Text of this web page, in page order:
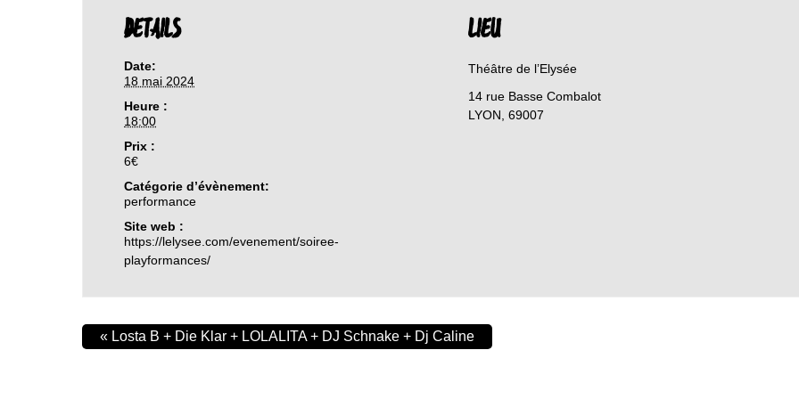
DETAILS
Date:
18 mai 2024
Heure :
18:00
Prix :
6€
Catégorie d’évènement:
performance
Site web :
https://lelysee.com/evenement/soiree-
playformances/
LIEU
Théâtre de l’Elysée
14 rue Basse Combalot
LYON 69007
« Losta B + Die Klar + LOLALITA + DJ Schnake + Dj Caline